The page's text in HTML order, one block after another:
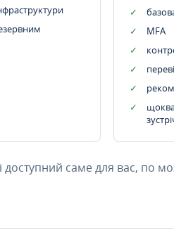
MFA
саме для вас, по